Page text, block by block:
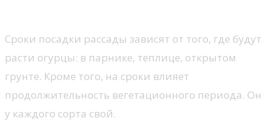
Сроки посадки рассады зависят от того, где будут
расти огурцы: в парнике, теплице, открытом
грунте. Кроме того, на сроки влияет
продолжительность вегетационного периода. Он
у каждого сорта свой.